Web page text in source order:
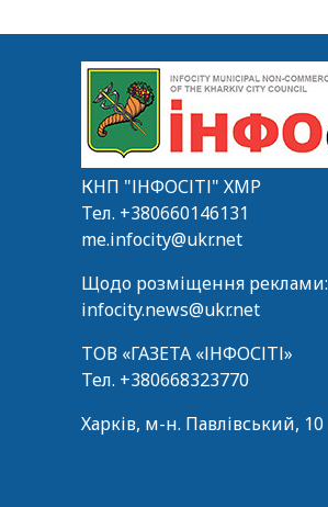
КНП "ІНФОСІТІ" ХМР
Тел. +380660146131
me.infocity@ukr.net
Щодо розміщення реклами:
infocity.news@ukr.net
ТОВ «ГАЗЕТА «ІНФОСІТІ»
Тел. +380668323770
Харків, м-н. Павлівський, 10